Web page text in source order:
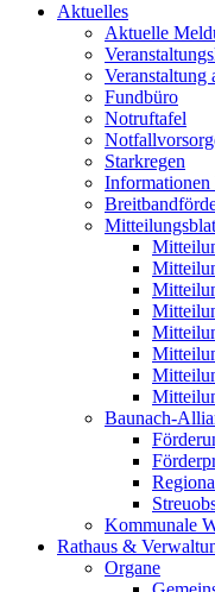
Aktuelles
Aktuelle
Veranstaltung
Fundbüro
Notruftafel
Starkregen
Baunach-
Kommunale
Rathaus &
Organe